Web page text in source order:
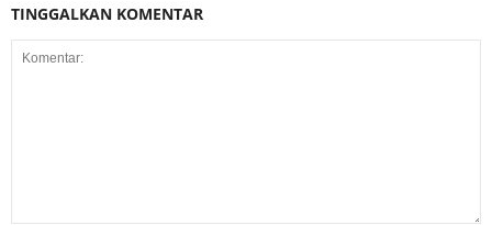
TINGGALKAN KOMENTAR